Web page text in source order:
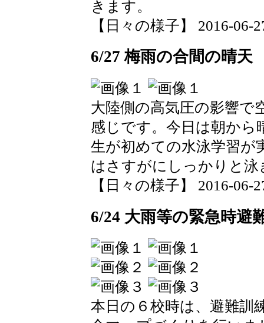
きます。
【日々の様子】 2016-06-
6/27 梅雨の合間の晴天
大陸側の高気圧の影響で
感じです。今日は朝から
生が初めての水泳学習が
はさすがにしっかりと泳
【日々の様子】 2016-06-
6/24 大雨等の緊急時避
本日の６校時は、避難訓